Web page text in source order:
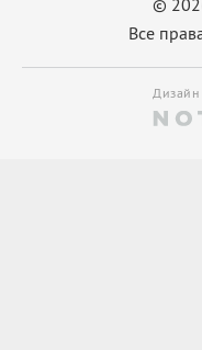
Все
Дизайн